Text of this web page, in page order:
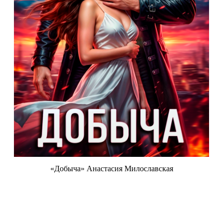
«Добыча» Анастасия Милославская